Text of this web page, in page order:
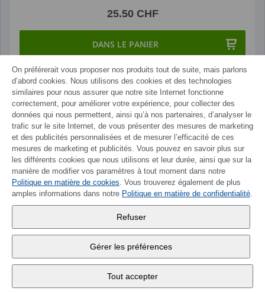
25.50 CHF
DANS LE PANIER
On préférerait vous proposer nos produits tout de suite, mais parlons
d’abord cookies. Nous utilisons des cookies et des technologies
similaires pour nous assurer que notre site Internet fonctionne
correctement, pour améliorer votre expérience, pour collecter des
données qui nous permettent, ainsi qu’à nos partenaires, d’analyser le
trafic sur le site Internet, de vous présenter des mesures de marketing
et des publicités personnalisées et de mesurer l’efficacité de ces
mesures de marketing et publicités. Vous pouvez en savoir plus sur
les différents cookies que nous utilisons et leur durée, ainsi que sur la
manière de modifier vos paramètres à tout moment dans notre
Politique en matière de cookies. Vous trouverez également de plus
amples informations dans notre Politique en matière de confidentialité.
Refuser
Gérer les préférences
Tout accepter